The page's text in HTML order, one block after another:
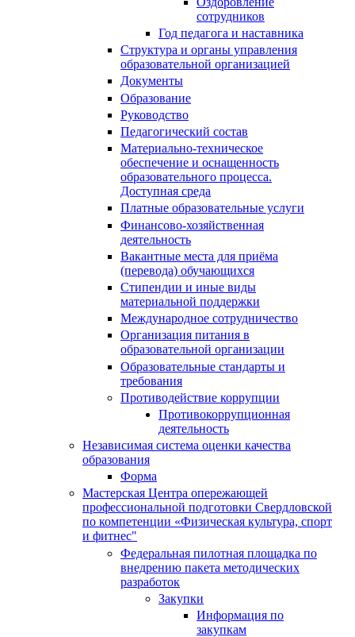
сотрудников
Год педагога и наставника
Структура и органы управления
образовательной организацией
Документы
Образование
Руководство
Педагогический состав
Материально-техническое
обеспечение и оснащенность
образовательного процесса.
Доступная среда
Платные образовательные услуги
Финансово-хозяйственная
деятельность
Вакантные места для приёма
(перевода) обучающихся
Стипендии и иные виды
материальной поддержки
Международное сотрудничество
Организация питания в
образовательной организации
Образовательные стандарты и
требования
Противодействие коррупции
Противокоррупционная
деятельность
Независимая система оценки качества
образования
Форма
Мастерская Центра опережающей
профессиональной подготовки Свердловской
по компетенции «Физическая культура, спорт
и фитнес"
Федеральная пилотная площадка по
внедрению пакета методических
разработок
Закупки
Информация по
закупкам